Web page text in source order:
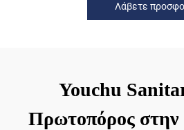
Λάβετε
Youchu
Πρωτοπόρος στην